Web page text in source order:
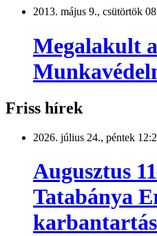
2013. május 9., csütörtök
Megalakult
Friss hírek
2026. július 24., péntek
Augusztus
Tatabánya